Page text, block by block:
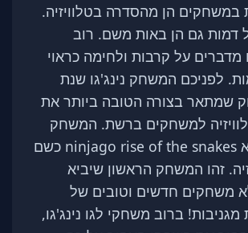
במשחקים הן מהסדרה בטלוויזיה.
דמות גם הן באות משם. רוב
מדברים על קרבות ולחימה כראוי
לפניכם המשחק נינג'גו שנת
שמתאר בצורה הטובה ביותר את
למשחקים ברשת. המשחק
באנגלית נקרא ninjago rise of the snakes כשם
זהו המשחק הראשון שיביא
משחקים חדשים וטובים של
מגניבות! ברוב משחקי לגו נינג'גו,